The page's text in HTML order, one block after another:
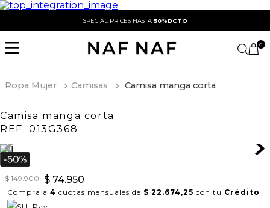
SPECIAL PRICES HASTA 50%DCTO
0
Ropa Mujer Camisas Camisa manga corta
Camisa manga corta
REF: 013G368
$ 149.900 $ 74.950
Compra a 4 cuotas mensuales de $ 22.674,25 con tu Crédito